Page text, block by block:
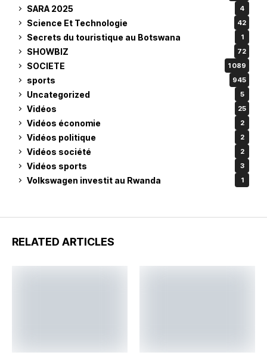
SARA 2025 4
Science Et Technologie 42
Secrets du touristique au Botswana 1
SHOWBIZ 72
SOCIETE 1 089
sports 945
Uncategorized 5
Vidéos 25
Vidéos économie 2
Vidéos politique 2
Vidéos société 2
Vidéos sports 3
Volkswagen investit au Rwanda 1
RELATED ARTICLES